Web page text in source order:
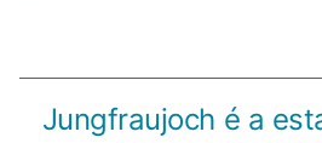
Jungfraujoch é a